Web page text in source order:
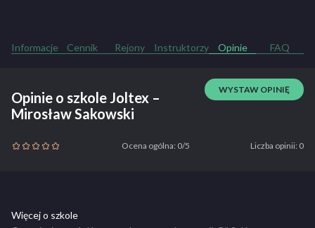
Informacje Cennik Rejony Instruktorzy Opinie FAQ
Opinie o szkole Joltex –
Mirosław Sakowski
WYSTAW OPINIĘ
Ocena ogólna: 0/5 Liczba opinii: 0
Więcej o szkole